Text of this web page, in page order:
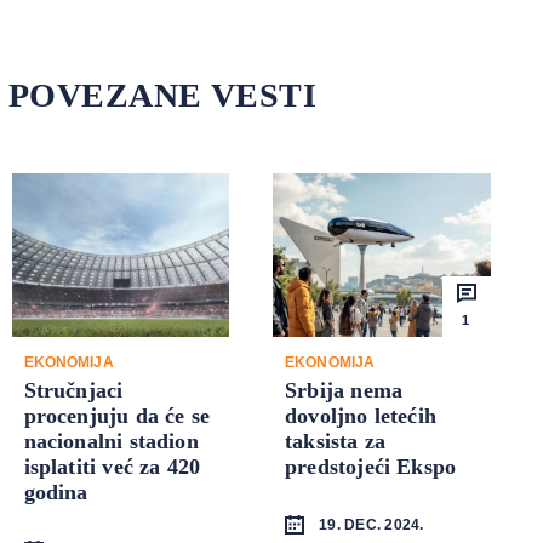
POVEZANE VESTI
EKONOMIJA
Stručnjaci
procenjuju da će se
nacionalni stadion
isplatiti već za 420
godina
1
EKONOMIJA
Srbija nema
dovoljno letećih
taksista za
predstojeći Ekspo
19. DEC. 2024.